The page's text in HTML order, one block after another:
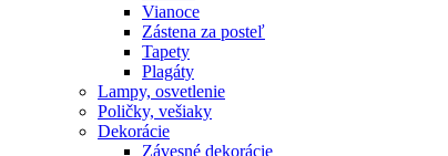
Vianoce
Zástena za posteľ
Tapety
Plagáty
Lampy, osvetlenie
Poličky, vešiaky
Dekorácie
Závesné dekorácie